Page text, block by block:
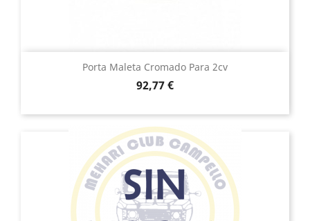
Porta Maleta Cromado Para 2cv
Precio
92,77 €